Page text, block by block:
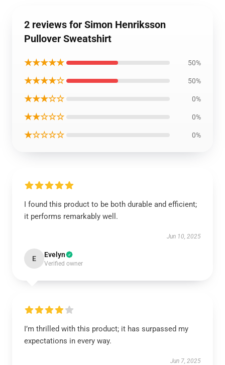
2 reviews for Simon Henriksson
Pullover Sweatshirt
★★★★★ 50%
★★★★☆ 50%
★★★☆☆ 0%
★★☆☆☆ 0%
★☆☆☆☆ 0%
I found this product to be both durable and efficient;
it performs remarkably well.
Jun 10, 2025
E Evelyn
Verified owner
I’m thrilled with this product; it has surpassed my
expectations in every way.
Jun 7, 2025